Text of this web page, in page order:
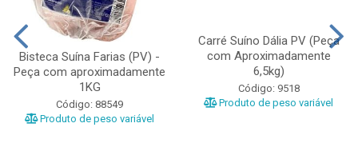
Bisteca Suína Farias (PV) -
Peça com aproximadamente
1KG
Código: 88549
Produto de peso variável
Carré Suíno Dália PV (Peça
com Aproximadamente
6,5kg)
Código: 9518
Produto de peso variável